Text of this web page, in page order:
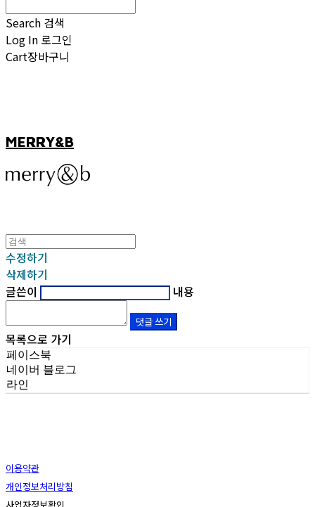
Search 검색
Log In 로그인
Cart장바구니
MERRY&B
수정하기
삭제하기
글쓴이
내용
댓글 쓰기
목록으로 가기
페이스북
네이버 블로그
라인
이용약관
개인정보처리방침
사업자정보확인